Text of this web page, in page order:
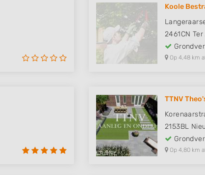
Koole
2461CN Ter
Op 4,48 km
TTNV
2153BL
Op 4,80 km